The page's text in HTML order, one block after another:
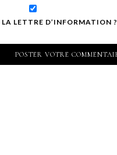
LETTRE D’INFORMATION ?